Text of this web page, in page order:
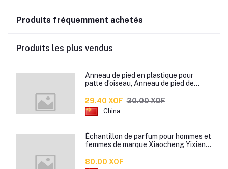
Produits fréquemment achetés
Produits les plus vendus
Anneau de pied en plastique pour
patte d’oiseau, Anneau de pied de
pour oiseaux
29.40 XOF 30.00 XOF
China
Échantillon de parfum pour hommes et
femmes de marque Xiaocheng Yixiang
80.00 XOF